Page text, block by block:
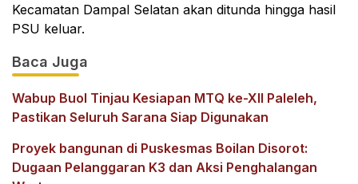
Kecamatan Dampal Selatan akan ditunda hingga hasil
PSU keluar.
Baca Juga
Wabup Buol Tinjau Kesiapan MTQ ke-XII Paleleh,
Pastikan Seluruh Sarana Siap Digunakan
Proyek bangunan di Puskesmas Boilan Disorot:
Dugaan Pelanggaran K3 dan Aksi Penghalangan